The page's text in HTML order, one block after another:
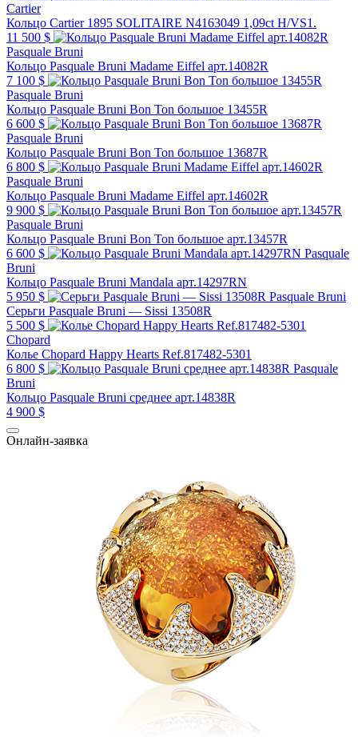
Cartier
Кольцо Cartier 1895 SOLITAIRE N4163049 1,09ct H/VS1.
11 500 $
Pasquale Bruni
Кольцо Pasquale Bruni Madame Eiffel арт.14082R
7 100 $
Pasquale Bruni
Кольцо Pasquale Bruni Bon Ton большое 13455R
6 600 $
Pasquale Bruni
Кольцо Pasquale Bruni Bon Ton большое 13687R
6 800 $
Pasquale Bruni
Кольцо Pasquale Bruni Madame Eiffel арт.14602R
9 900 $
Pasquale Bruni
Кольцо Pasquale Bruni Bon Ton большое арт.13457R
6 600 $
Pasquale
Bruni
Кольцо Pasquale Bruni Mandala арт.14297RN
5 950 $
Pasquale Bruni
Серьги Pasquale Bruni — Sissi 13508R
5 500 $
Chopard
Колье Chopard Happy Hearts Ref.817482-5301
6 800 $
Pasquale
Bruni
Кольцо Pasquale Bruni среднее арт.14838R
4 900 $
Онлайн-заявка